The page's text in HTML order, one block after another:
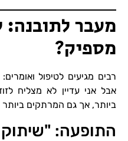
מעבר
מספיק?
רבים מגיעים לטיפול
אבל אני עדיין לא מצליח
ביותר, אך גם המרתקים ביותר
התופעה: